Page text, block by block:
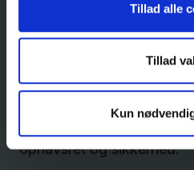
Tillad alle
Tillad
Kun
Om
Læs om Regions
ophavsret og sikkerhed.